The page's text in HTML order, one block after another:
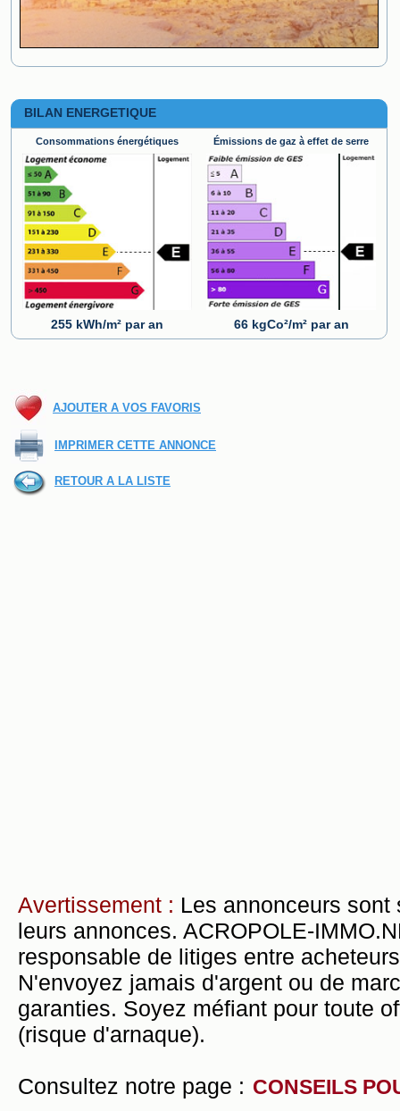
BILAN ENERGETIQUE
Consommations énergétiques Émissions de gaz à effet de serre
255 kWh/m² par an 66 kgCo²/m² par an
AJOUTER A VOS FAVORIS
IMPRIMER CETTE ANNONCE
RETOUR A LA LISTE
Avertissement : Les annonceurs
leurs annonces. ACROPOLE-
responsable de litiges entre
N'envoyez jamais d'argent ou de
garanties. Soyez méfiant pour toute
(risque d'arnaque).
Consultez notre page : CONSEILS